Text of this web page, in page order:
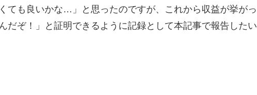
ても良いかな…」と思ったのですが、これから収益が挙がっ
だぞ！」と証明できるように記録として本記事で報告したい